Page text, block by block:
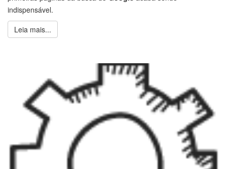
indispensável.
Leia mais...